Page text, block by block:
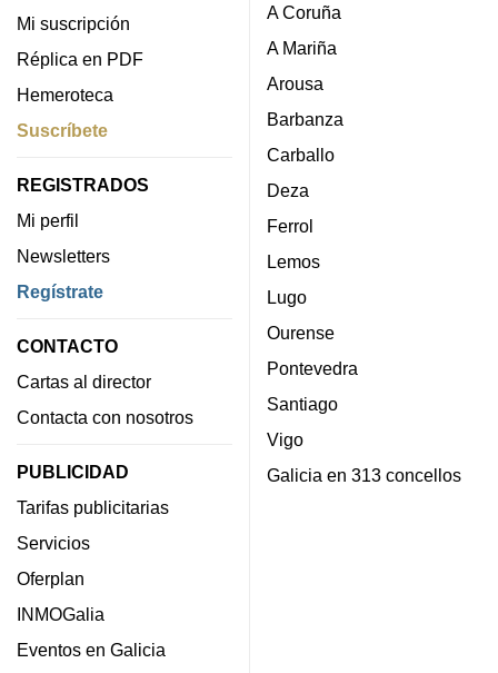
Mi suscripción
Réplica en PDF
Hemeroteca
Suscríbete
REGISTRADOS
Mi perfil
Newsletters
Regístrate
CONTACTO
Cartas al director
Contacta con nosotros
PUBLICIDAD
Tarifas publicitarias
Servicios
Oferplan
INMOGalia
Eventos en Galicia
A Coruña
A Mariña
Arousa
Barbanza
Carballo
Deza
Ferrol
Lemos
Lugo
Ourense
Pontevedra
Santiago
Vigo
Galicia en 313 concellos